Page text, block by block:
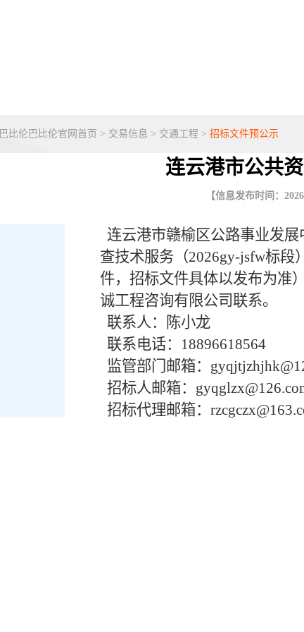
巴比伦巴比伦官网首页 > 交易信息 > 交通工程 > 招标文件预公示
连云港市公共
【信息发布时间：
连云港市赣榆区公路事业发
查技术服务（2026gy-jsfw标段
件，招标文件具体以发布为准
诚工程咨询有限公司联系。
联系人：陈小龙
联系电话：18896618564
监管部门邮箱：
招标人邮箱：
招标代理邮箱：